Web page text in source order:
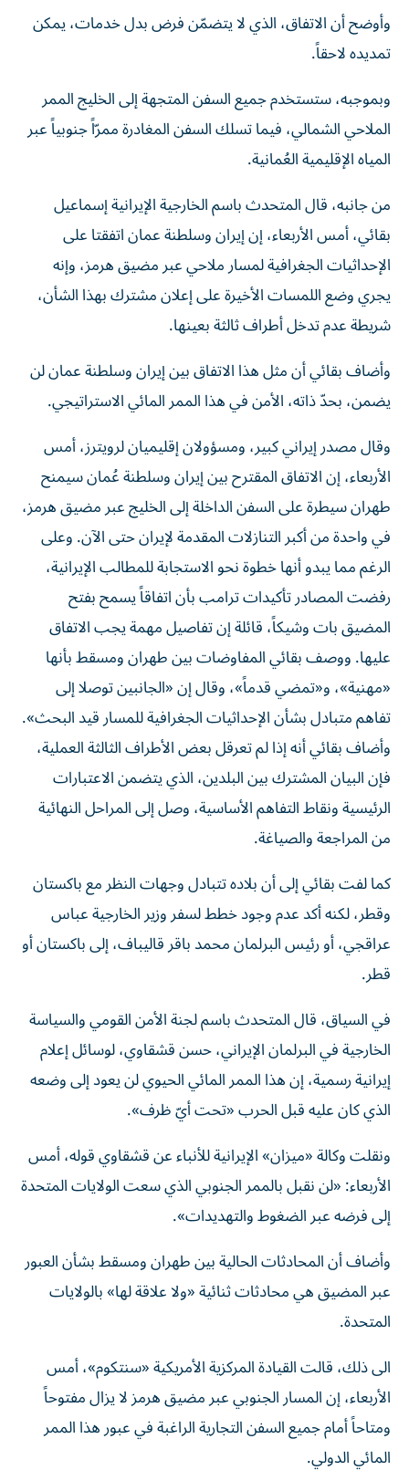
وأوضح أن الاتفاق، الذي لا يتضمّن فرض بدل خدمات، يمكن
تمديده لاحقاً.
وبموجبه، ستستخدم جميع السفن المتجهة إلى الخليج الممر
الملاحي الشمالي، فيما تسلك السفن المغادرة ممرّاً جنوبياً عبر
المياه الإقليمية العُمانية.
من جانبه، قال المتحدث باسم الخارجية الإيرانية إسماعيل
بقائي، أمس الأربعاء، ‌إن إيران وسلطنة عمان اتفقتا على
الإحداثيات الجغرافية ​لمسار ملاحي عبر مضيق هرمز، وإنه
يجري ‌وضع اللمسات الأخيرة ‌على إعلان مشترك بهذا الشأن،
شريطة عدم تدخل أطراف ثالثة بعينها.
وأضاف بقائي أن ‌مثل هذا الاتفاق بين إيران وسلطنة عمان لن
يضمن، بحدّ ذاته، الأمن في هذا الممر المائي الاستراتيجي.
وقال مصدر إيراني كبير، ومسؤولان إقليميان لرويترز، أمس
الأربعاء، إن الاتفاق المقترح بين إيران وسلطنة عُمان سيمنح
طهران سيطرة ​على السفن الداخلة إلى الخليج عبر مضيق هرمز،
‌في واحدة من أكبر التنازلات المقدمة لإيران حتى الآن. وعلى
الرغم مما يبدو أنها خطوة نحو الاستجابة للمطالب الإيرانية،
رفضت المصادر تأكيدات ترامب بأن اتفاقاً يسمح بفتح
المضيق بات ​وشيكاً، ‌قائلة إن تفاصيل مهمة يجب الاتفاق
‌عليها. ووصف بقائي المفاوضات بين طهران ومسقط بأنها
«مهنية»، و«تمضي قدماً»، وقال إن «الجانبين توصلا إلى
تفاهم متبادل ‌بشأن الإحداثيات الجغرافية ‌للمسار قيد البحث».
وأضاف بقائي أنه إذا لم تعرقل بعض ‌الأطراف الثالثة العملية،
فإن البيان المشترك بين البلدين، الذي يتضمن الاعتبارات
الرئيسية ونقاط التفاهم الأساسية، وصل إلى المراحل ​النهائية
من المراجعة والصياغة.
كما لفت بقائي إلى أن بلاده تتبادل وجهات النظر مع باكستان
وقطر، لكنه أكد عدم وجود خطط لسفر وزير الخارجية عباس
عراقجي، أو رئيس البرلمان محمد باقر قاليباف، إلى باكستان أو
قطر.
في السياق، قال المتحدث باسم لجنة الأمن القومي والسياسة
الخارجية في البرلمان الإيراني، حسن قشقاوي، لوسائل إعلام
إيرانية رسمية، إن هذا الممر المائي الحيوي لن يعود إلى وضعه
الذي كان عليه قبل الحرب «تحت أيّ ظرف».
ونقلت وكالة «ميزان» الإيرانية للأنباء عن قشقاوي قوله، أمس
الأربعاء: «لن نقبل بالممر الجنوبي الذي سعت الولايات المتحدة
إلى فرضه عبر الضغوط والتهديدات».
وأضاف أن المحادثات الحالية بين طهران ومسقط بشأن العبور
عبر المضيق هي محادثات ثنائية «ولا علاقة لها» بالولايات
المتحدة.
الى ذلك، قالت القيادة المركزية الأمريكية «سنتكوم»، أمس
الأربعاء، إن المسار الجنوبي عبر مضيق هرمز لا يزال مفتوحاً
ومتاحاً أمام جميع السفن التجارية الراغبة في عبور هذا الممر
المائي الدولي.